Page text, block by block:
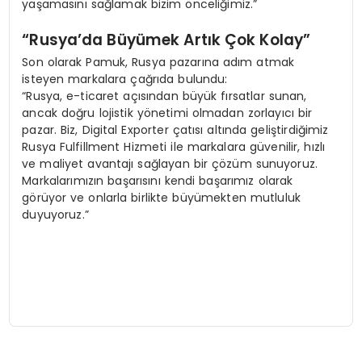
yaşamasını sağlamak bizim önceliğimiz.”
“Rusya’da Büyümek Artık Çok Kolay”
Son olarak Pamuk, Rusya pazarına adım atmak
isteyen markalara çağrıda bulundu:
“Rusya, e-ticaret açısından büyük fırsatlar sunan,
ancak doğru lojistik yönetimi olmadan zorlayıcı bir
pazar. Biz, Digital Exporter çatısı altında geliştirdiğimiz
Rusya Fulfillment Hizmeti ile markalara güvenilir, hızlı
ve maliyet avantajı sağlayan bir çözüm sunuyoruz.
Markalarımızın başarısını kendi başarımız olarak
görüyor ve onlarla birlikte büyümekten mutluluk
duyuyoruz.”